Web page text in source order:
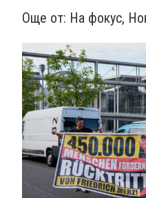
Още от: На фокус,